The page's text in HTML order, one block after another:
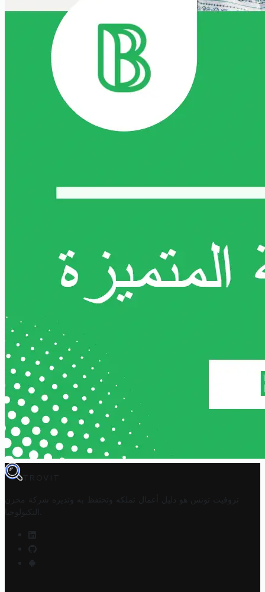
TROVIT
تروفيت تونس هو دليل أعمال تملكه وتحتفظ به وتديره
شركة مخزن
التكنولوجيا